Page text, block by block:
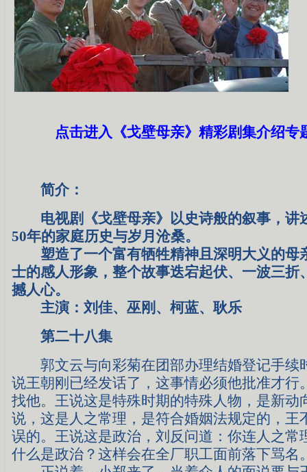
点击进入《戈壁母亲》精彩剧集介绍专
简介：
电视剧《戈壁母亲》以史诗般的叙事，讲
50年的家庭历史与岁月沧桑。
塑造了一个富有牺牲精神且深明大义的母
士的感人形象，整个故事迭宕起伏、一波三折
撼人心。
主演：刘佳、巫刚、柯蓝、耿乐
第二十八集
郭文云与向彩菊在团部办理结婚登记手续
说王朝刚已经发话了，这事情必须他批准才行
找他。王说这是特殊时期的特殊人物，是新动
说，这是人之常理，是符合婚姻法规定的，王
误的。王说这是政治，刘反问道：你连人之常
什么是政治？这样会在全厂职工面前落下骂名